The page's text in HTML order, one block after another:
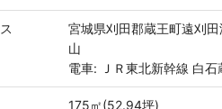
宮城県刈田郡蔵王町遠刈
山
電車: ＪＲ東北新幹線 白石
175㎡(52.94坪)